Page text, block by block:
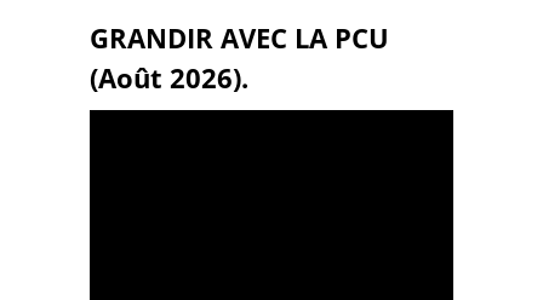
GRANDIR AVEC LA PCU
(Août 2026).